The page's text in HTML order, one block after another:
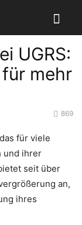
UGRS:
mehr
869
für viele
und ihrer
seit über
an,
ihres